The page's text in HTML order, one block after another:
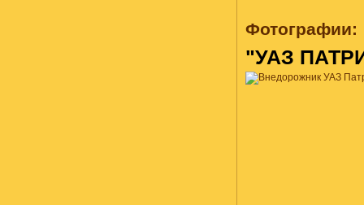
Фотографии:
"УАЗ